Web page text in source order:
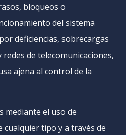
bloqueos o
del sistema
deficiencias, sobrecargas
de telecomunicaciones,
ajena al control de la
mediante el uso de
tipo y a través de